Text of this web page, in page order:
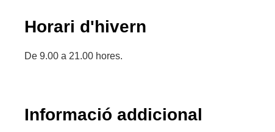
Horari d'hivern
De 9.00 a 21.00 hores.
Informació addicional